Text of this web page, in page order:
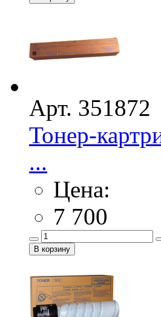
Арт. 351872
Тонер-
...
Цена:
7 700